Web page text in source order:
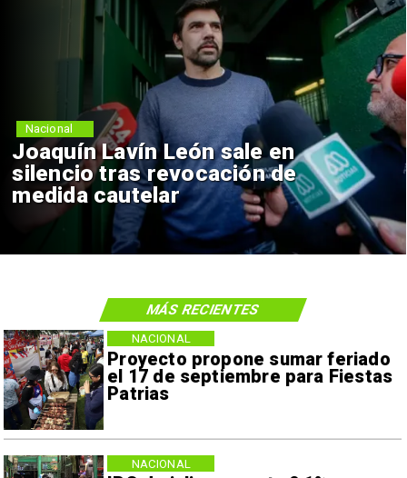
Joaquín Lavín León sale en
silencio tras revocación de
medida cautelar
Nacional
Proyecto propone sumar feriado
el 17 de septiembre para Fiestas
Patrias
NACIONAL
NACIONAL
MÁS RECIENTES